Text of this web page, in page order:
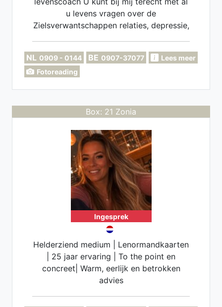
u levens vragen over de
Zielsverwantschappen relaties, depressie,
NL 0909 - 0144 BE 0907-37077
Lees meer
Fotoreading
Box: 21 Zonia
Ingesprek
Helderziend medium | Lenormandkaarten
| 25 jaar ervaring | To the point en
concreet| Warm, eerlijk en betrokken
advies